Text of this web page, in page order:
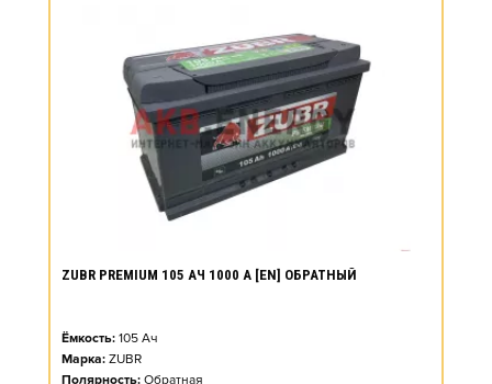
ZUBR PREMIUM 105 АЧ 1000 А [EN] ОБРАТНЫЙ
Ёмкость: 105 Ач
Марка: ZUBR
Полярность: Обратная